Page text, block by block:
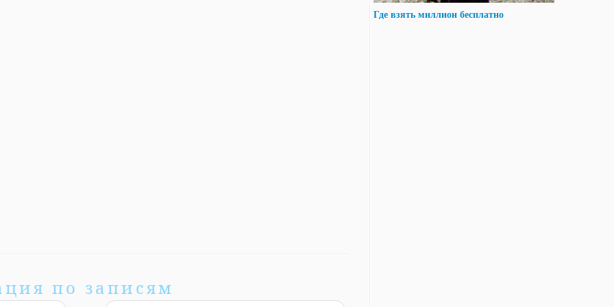
по записям
Где взять миллион бесплатно